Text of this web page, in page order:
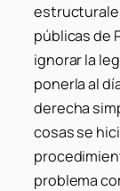
públicas de
ignorar la
ponerla al
derecha
cosas se
problema